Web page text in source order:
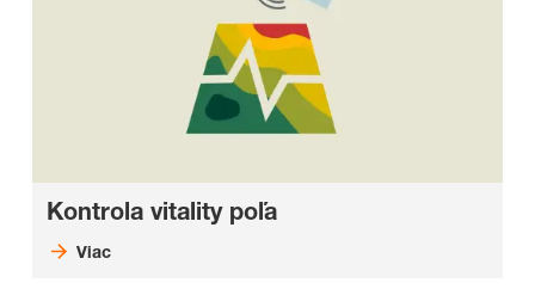
Kontrola vitality poľa
Viac